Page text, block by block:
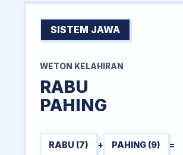
SISTEM JAWA
WETON KELAHIRAN
RABU
PAHING
RABU (7) + PAHING (9) =